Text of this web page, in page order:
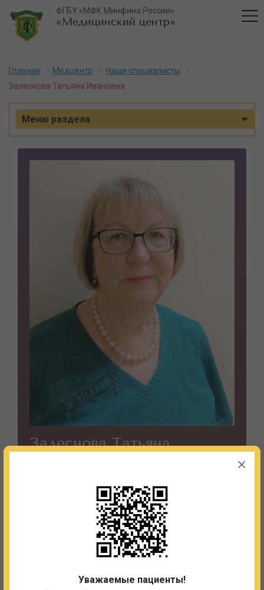
ФГБУ «МФК Минфина России»
«Медицинский центр»
Главная Медцентр
Наши специалисты
Залеснова Татьяна Ивановна
Меню раздела
Залеснова Татьяна
8 (495) 987-91-05; 8 (495) 987-97-37
по графику
Медицинская сестра
Медицинская сестра
Стоматологическое отделение
ЗАПИСАТЬСЯ НА ПРИЁМ
Уважаемые пациенты!